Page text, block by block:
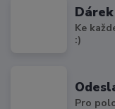
Ke
:)
Pro